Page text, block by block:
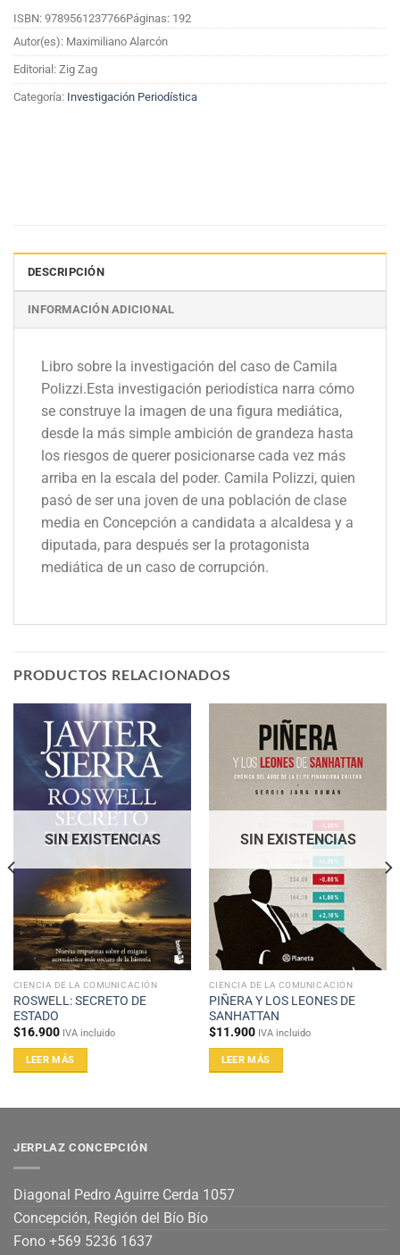
ISBN: 9789561237766Páginas: 192
Autor(es): Maximiliano Alarcón
Editorial: Zig Zag
Categoría: Investigación Periodística
DESCRIPCIÓN
INFORMACIÓN ADICIONAL
Libro sobre la investigación del caso de Camila
Polizzi.Esta investigación periodística narra cómo
se construye la imagen de una figura mediática,
desde la más simple ambición de grandeza hasta
los riesgos de querer posicionarse cada vez más
arriba en la escala del poder. Camila Polizzi, quien
pasó de ser una joven de una población de clase
media en Concepción a candidata a alcaldesa y a
diputada, para después ser la protagonista
mediática de un caso de corrupción.
PRODUCTOS RELACIONADOS
SIN EXISTENCIAS
CIENCIA DE LA COMUNICACIÓN
ROSWELL: SECRETO DE
ESTADO
$16.900 IVA incluido
LEER MÁS
SIN EXISTENCIAS
CIENCIA DE LA COMUNICACIÓN
PIÑERA Y LOS LEONES DE
SANHATTAN
$11.900 IVA incluido
LEER MÁS
JERPLAZ CONCEPCIÓN
Diagonal Pedro Aguirre Cerda 1057
Concepción, Región del Bío Bío
Fono +569 5236 1637